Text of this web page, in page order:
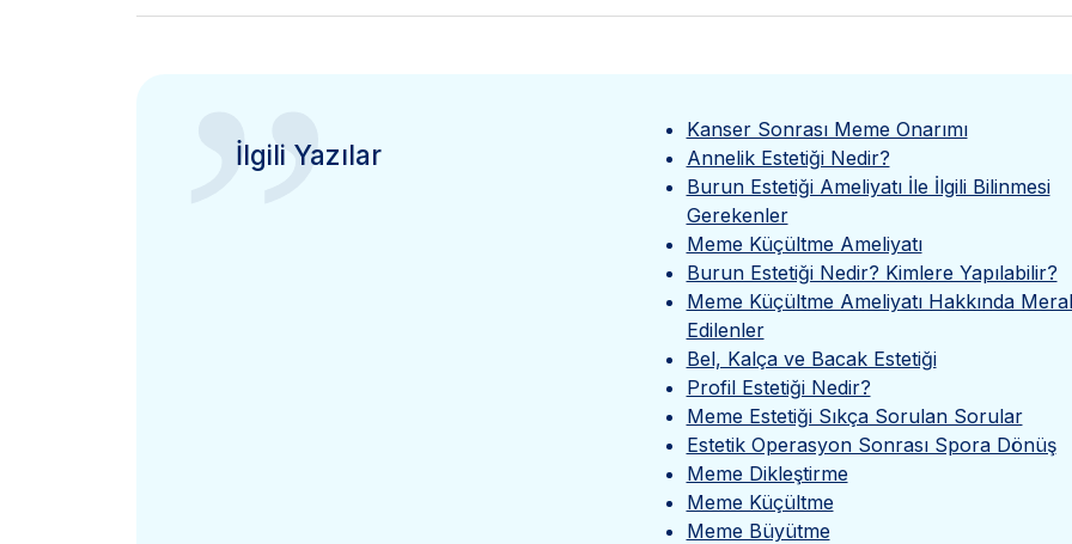
”
İlgili Yazılar
Kanser Sonrası Meme Onarımı
Annelik Estetiği Nedir?
Burun Estetiği Ameliyatı İle İlgili Bilinmesi
Gerekenler
Meme Küçültme Ameliyatı
Burun Estetiği Nedir? Kimlere Yapılabilir?
Meme Küçültme Ameliyatı Hakkında
Edilenler
Bel, Kalça ve Bacak Estetiği
Profil Estetiği Nedir?
Meme Estetiği Sıkça Sorulan Sorular
Estetik Operasyon Sonrası Spora Dönüş
Meme Dikleştirme
Meme Küçültme
Meme Büyütme